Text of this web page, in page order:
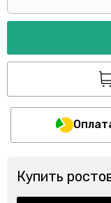
Купить